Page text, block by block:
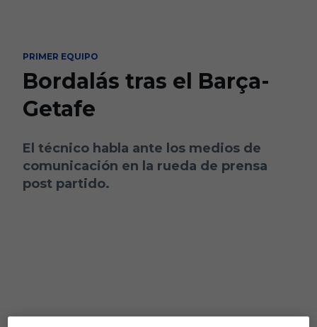
PRIMER EQUIPO
Bordalás tras el Barça-
Getafe
El técnico habla ante los medios de
comunicación en la rueda de prensa
post partido.